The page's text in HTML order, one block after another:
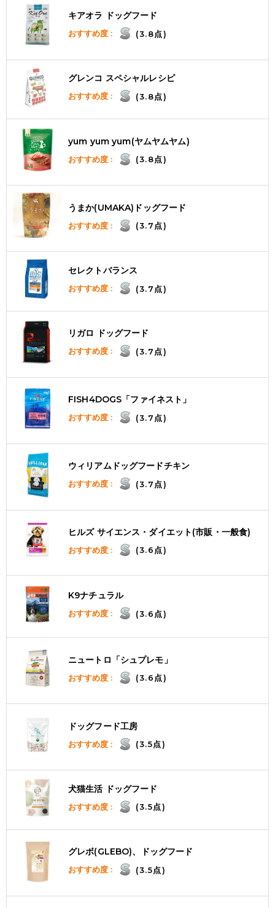
キアオラ ドッグフード
おすすめ度 : (3.8点)
グレンコ スペシャルレシピ
おすすめ度 : (3.8点)
yum yum yum(ヤムヤムヤム)
おすすめ度 : (3.8点)
うまか(UMAKA)ドッグフード
おすすめ度 : (3.7点)
セレクトバランス
おすすめ度 : (3.7点)
リガロ ドッグフード
おすすめ度 : (3.7点)
FISH4DOGS「ファイネスト」
おすすめ度 : (3.7点)
ウィリアムドッグフードチキン
おすすめ度 : (3.7点)
ヒルズ サイエンス・ダイエット(市販・一般食)
おすすめ度 : (3.6点)
K9ナチュラル
おすすめ度 : (3.6点)
ニュートロ「シュプレモ」
おすすめ度 : (3.6点)
ドッグフード工房
おすすめ度 : (3.5点)
犬猫生活 ドッグフード
おすすめ度 : (3.5点)
グレボ(GLEBO)、ドッグフード
おすすめ度 : (3.5点)